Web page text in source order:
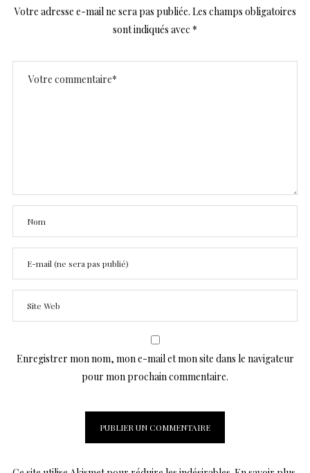
Votre adresse e-mail ne sera pas publiée. Les champs obligatoires
sont indiqués avec *
Enregistrer mon nom, mon e-mail et mon site dans le navigateur
pour mon prochain commentaire.